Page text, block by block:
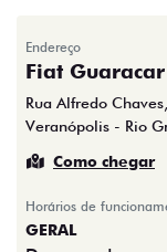
Endereço
Fiat
Rua Alfredo
Veranópolis - Rio
Como chegar
Horários de
GERAL